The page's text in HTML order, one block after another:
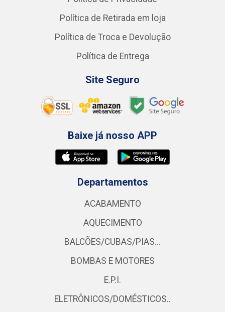
Política de Retirada em loja
Política de Troca e Devolução
Política de Entrega
Site Seguro
Baixe já nosso APP
Departamentos
ACABAMENTO
AQUECIMENTO
BALCÕES/CUBAS/PIAS...
BOMBAS E MOTORES
E.P.I.
ELETRÔNICOS/DOMÉSTICOS..